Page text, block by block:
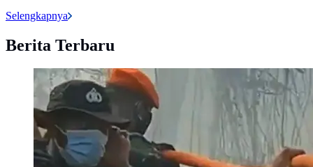
Selengkapnya
Berita Terbaru